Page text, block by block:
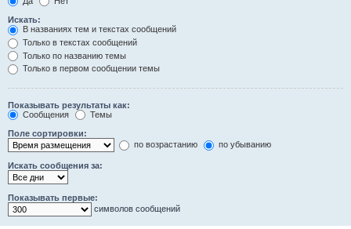
Искать:
В названиях тем и текстах сообщений
Только в текстах сообщений
Только по названию темы
Только в первом сообщении темы
Показывать результаты как:
Сообщения
Темы
Поле сортировки:
по возрастанию
по убыванию
Искать сообщения за:
Показывать первые:
символов сообщений